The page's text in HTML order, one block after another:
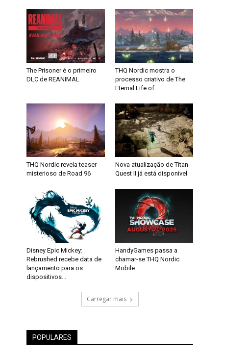
The Prisoner é o primeiro
DLC de REANIMAL
THQ Nordic mostra o
processo criativo de The
Eternal Life of...
THQ Nordic revela teaser
misterioso de Road 96
Nova atualização de Titan
Quest II já está disponível
Disney Epic Mickey:
Rebrushed recebe data de
lançamento para os
dispositivos...
HandyGames passa a
chamar-se THQ Nordic
Mobile
Carregar mais
POPULARES